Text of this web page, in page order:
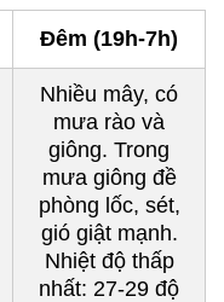
Đêm (19h-7h)
Nhiều mây, có
mưa rào và
giông. Trong
mưa giông đề
phòng lốc, sét,
gió giật mạnh.
Nhiệt độ thấp
nhất: 27-29 độ